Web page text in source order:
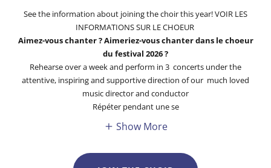
See the information about joining the choir this year! VOIR LES
INFORMATIONS SUR LE CHOEUR
Aimez-vous chanter ? Aimeriez-vous chanter dans le choeur
du festival 2026 ?
Rehearse over a week and perform in 3 concerts under the
attentive, inspiring and supportive direction of our much loved
music director and conductor
Répéter pendant une se
Show More